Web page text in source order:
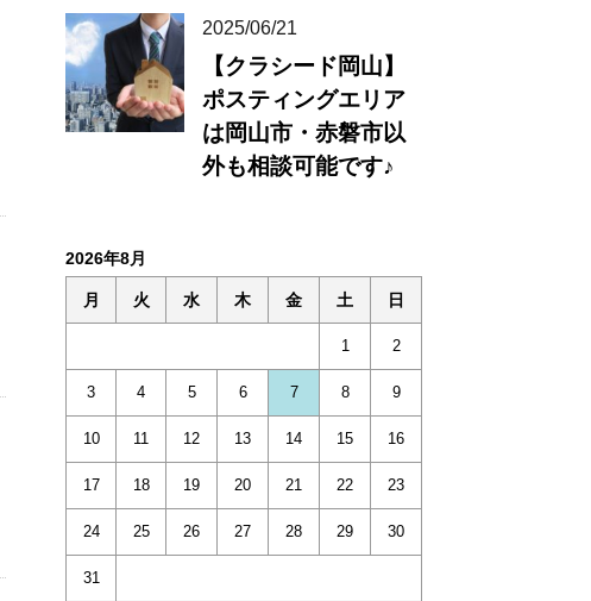
2025/06/21
【クラシード岡山】
ポスティングエリア
は岡山市・赤磐市以
外も相談可能です♪
2026年8月
月 火 水 木 金 土 日
1 2
3 4 5 6 7 8 9
10 11 12 13 14 15 16
17 18 19 20 21 22 23
24 25 26 27 28 29 30
31